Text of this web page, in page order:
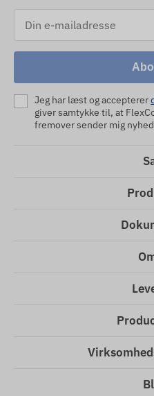
Jeg har læst og accepterer
giver samtykke til, at
fremover sender mig